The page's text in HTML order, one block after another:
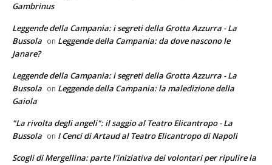
Gambrinus
Leggende della Campania: i segreti della Grotta Azzurra - La
Bussola on Leggende della Campania: da dove nascono le
Janare?
Leggende della Campania: i segreti della Grotta Azzurra - La
Bussola on Leggende della Campania: la maledizione della
Gaiola
"La rivolta degli angeli": il saggio al Teatro Elicantropo - La
Bussola on I Cenci di Artaud al Teatro Elicantropo di Napoli
Scogli di Mergellina: parte l'iniziativa dei volontari per ripulire la